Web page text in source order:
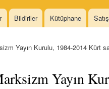
Bildiriler Kütüphane
Yayın Kurulu, 1984-2014 Kürt
Yayın